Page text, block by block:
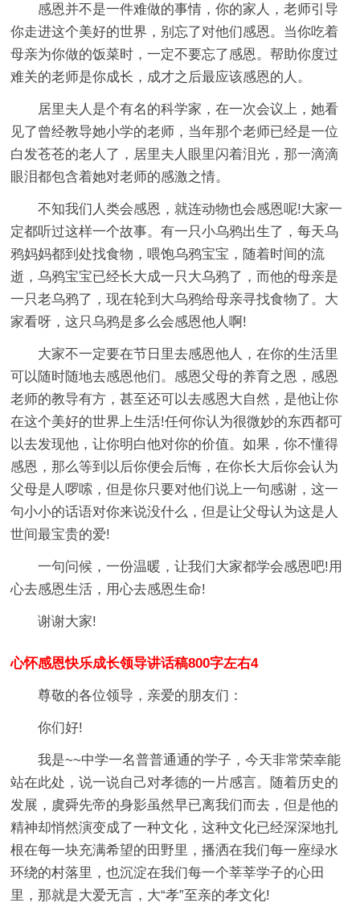
感恩并不是一件难做的事情，你的家人，老师引导
你走进这个美好的世界，别忘了对他们感恩。当你吃着
母亲为你做的饭菜时，一定不要忘了感恩。帮助你度过
难关的老师是你成长，成才之后最应该感恩的人。
居里夫人是个有名的科学家，在一次会议上，她看
见了曾经教导她小学的老师，当年那个老师已经是一位
白发苍苍的老人了，居里夫人眼里闪着泪光，那一滴滴
眼泪都包含着她对老师的感激之情。
不知我们人类会感恩，就连动物也会感恩呢!大家一
定都听过这样一个故事。有一只小乌鸦出生了，每天乌
鸦妈妈都到处找食物，喂饱乌鸦宝宝，随着时间的流
逝，乌鸦宝宝已经长大成一只大乌鸦了，而他的母亲是
一只老乌鸦了，现在轮到大乌鸦给母亲寻找食物了。大
家看呀，这只乌鸦是多么会感恩他人啊!
大家不一定要在节日里去感恩他人，在你的生活里
可以随时随地去感恩他们。感恩父母的养育之恩，感恩
老师的教导有方，甚至还可以去感恩大自然，是他让你
在这个美好的世界上生活!任何你认为很微妙的东西都可
以去发现他，让你明白他对你的价值。如果，你不懂得
感恩，那么等到以后你便会后悔，在你长大后你会认为
父母是人啰嗦，但是你只要对他们说上一句感谢，这一
句小小的话语对你来说没什么，但是让父母认为这是人
世间最宝贵的爱!
一句问候，一份温暖，让我们大家都学会感恩吧!用
心去感恩生活，用心去感恩生命!
谢谢大家!
心怀感恩快乐成长领导讲话稿800字左右4
尊敬的各位领导，亲爱的朋友们：
你们好!
我是~~中学一名普普通通的学子，今天非常荣幸能
站在此处，说一说自己对孝德的一片感言。随着历史的
发展，虞舜先帝的身影虽然早已离我们而去，但是他的
精神却悄然演变成了一种文化，这种文化已经深深地扎
根在每一块充满希望的田野里，播洒在我们每一座绿水
环绕的村落里，也沉淀在我们每一个莘莘学子的心田
里，那就是大爱无言，大“孝”至亲的孝文化!